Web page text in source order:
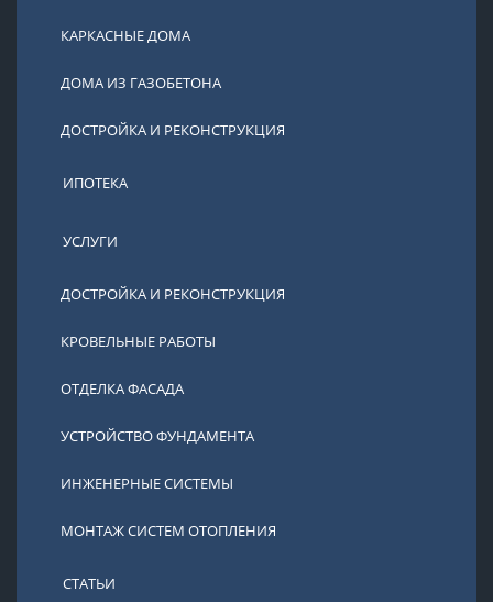
КАРКАСНЫЕ ДОМА
ДОМА ИЗ ГАЗОБЕТОНА
ДОСТРОЙКА И РЕКОНСТРУКЦИЯ
ИПОТЕКА
УСЛУГИ
ДОСТРОЙКА И РЕКОНСТРУКЦИЯ
КРОВЕЛЬНЫЕ РАБОТЫ
ОТДЕЛКА ФАСАДА
УСТРОЙСТВО ФУНДАМЕНТА
ИНЖЕНЕРНЫЕ СИСТЕМЫ
МОНТАЖ СИСТЕМ ОТОПЛЕНИЯ
СТАТЬИ